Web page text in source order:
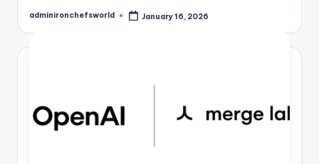
Posted
adminironchefsworld January 16, 2026